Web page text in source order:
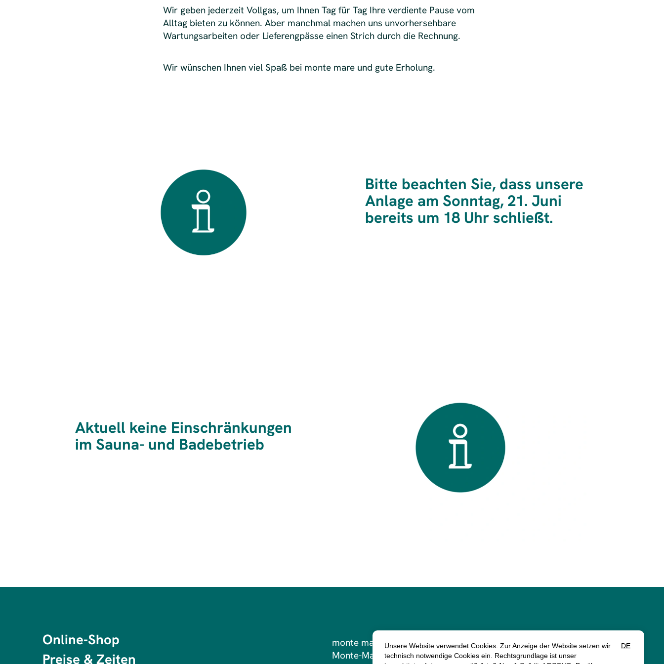
Wir geben jederzeit Vollgas, um Ihnen Tag für Tag Ihre verdiente Pause vom
Alltag bieten zu können. Aber manchmal machen uns unvorhersehbare
Wartungsarbeiten oder Lieferengpässe einen Strich durch die Rechnung.
Wir wünschen Ihnen viel Spaß bei monte mare und gute Erholung.
Bitte beachten Sie, dass unsere
Anlage am Sonntag, 21. Juni
bereits um 18 Uhr schließt.
Aktuell keine Einschränkungen
im Sauna- und Badebetrieb
Online-Shop
Preise & Zeiten
monte mare Bedburg
Monte-Mare-Weg 1